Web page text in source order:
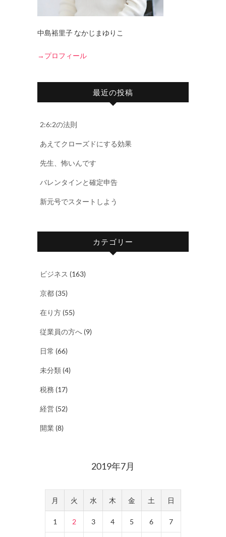
中島裕里子 なかじまゆりこ
→プロフィール
最近の投稿
2:6:2の法則
あえてクローズドにする効果
先生、怖いんです
バレンタインと確定申告
新元号でスタートしよう
カテゴリー
ビジネス (163)
京都 (35)
在り方 (55)
従業員の方へ (9)
日常 (66)
未分類 (4)
税務 (17)
経営 (52)
開業 (8)
2019年7月
月 火 水 木 金 土 日
1 2 3 4 5 6 7